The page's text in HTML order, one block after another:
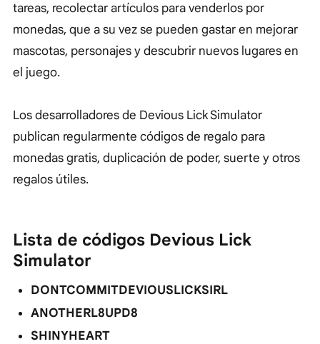
tareas, recolectar artículos para venderlos por
monedas, que a su vez se pueden gastar en mejorar
mascotas, personajes y descubrir nuevos lugares en
el juego.
Los desarrolladores de Devious Lick Simulator
publican regularmente códigos de regalo para
monedas gratis, duplicación de poder, suerte y otros
regalos útiles.
Lista de códigos Devious Lick
Simulator
DONTCOMMITDEVIOUSLICKSIRL
ANOTHERL8UPD8
SHINYHEART